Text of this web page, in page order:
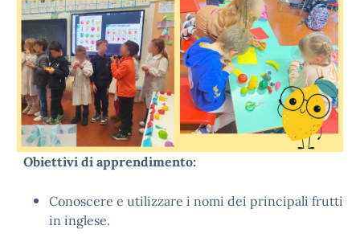
Obiettivi di apprendimento:
Conoscere e utilizzare i nomi dei principali frutti
in inglese.